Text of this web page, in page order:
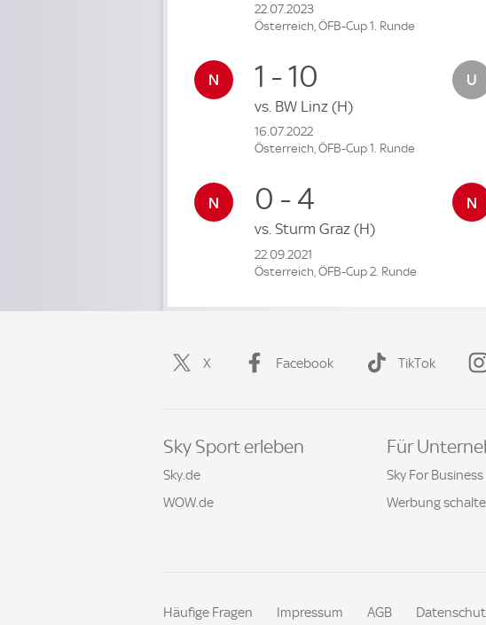
22.07.2023
Österreich, ÖFB-Cup 1. Runde
1 - 10
vs. BW Linz (H)
16.07.2022
Österreich, ÖFB-Cup 1. Runde
0 - 4
vs. Sturm Graz (H)
22.09.2021
Österreich, ÖFB-Cup 2. Runde
X Facebook TikTok
Sky Sport erleben
Sky.de
WOW.de
Für
Sky For Business
Werbung
Häufige Fragen Impressum AGB